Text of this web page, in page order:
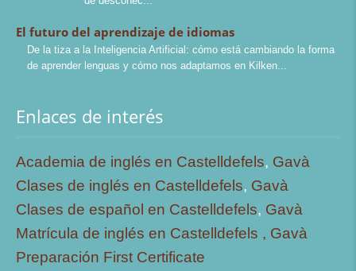
El futuro del aprendizaje de idiomas
De la tiza a la Inteligencia Artificial: cómo está cambiando la forma
de aprender lenguas y cómo nos adaptamos en Kilken
Enlaces de interés
Academia de inglés en Castelldefels, Gavà
Clases de inglés en Castelldefels, Gavà
Clases de español en Castelldefels, Gavà
Matrícula de inglés en Castelldefels , Gavà
Preparación First Certificate